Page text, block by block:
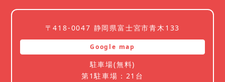
〒418-0047 静岡県富士宮市青木133
Google map
駐車場(無料)
第1駐車場：21台